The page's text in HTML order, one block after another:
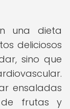
una dieta
deliciosos
sino que
ensaladas
frutas y